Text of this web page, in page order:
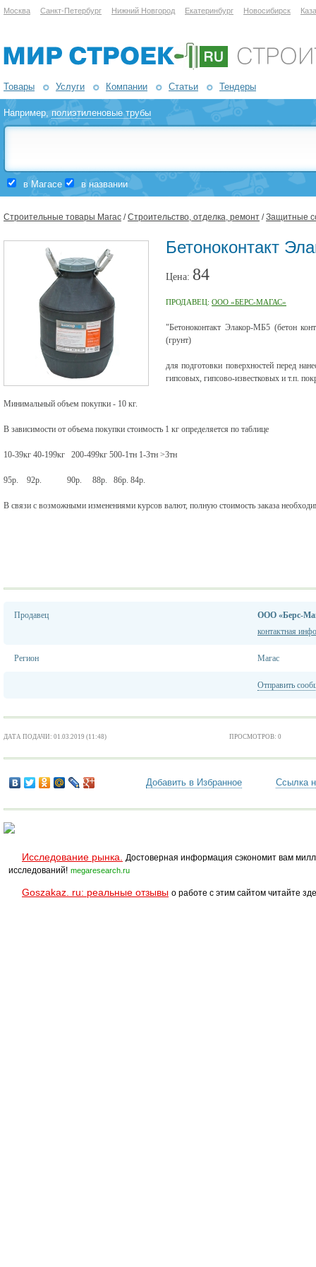
Москва Санкт-Петербург Нижний Новгород Екатеринбург Новосибирск
Товары Услуги Компании Статьи Тендеры
Например,полиэтиленовые трубы
в Магасе в названии
Строительные товары Магас /Строительство, отделка, ремонт /Защитные
Бетоноконтакт
Цена: 84
ПРОДАВЕЦ: ООО «БЕРС-МАГАС»
"Бетоноконтакт Элакор-МБ5 (бетон
(грунт)
для подготовки поверхностей перед
гипсовых, гипсово-известковых и т.п.
Минимальный объем покупки - 10 кг.
В зависимости от объема покупки стоимость 1 кг определяется по таблице
10-39кг 40-199кг 200-499кг 500-1тн 1-3тн >3тн
95р. 92р. 90р. 88р. 86р. 84р.
В связи с возможными изменениями курсов валют, полную стоимость заказа
Продавец
ООО «Берс-
контактная
Регион Магас
Отправить
ДАТА ПОДАЧИ: 01.03.2019 (11:48) ПРОСМОТРОВ: 0
Добавить в Избранное Ссылка
Исследование рынка.
Достоверная информация сэкономит вам
исследований! megaresearch.ru
Goszakaz. ru: реальные отзывы о работе с этим сайтом читайте